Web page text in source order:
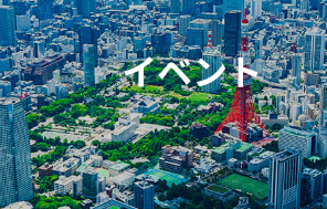
イベント